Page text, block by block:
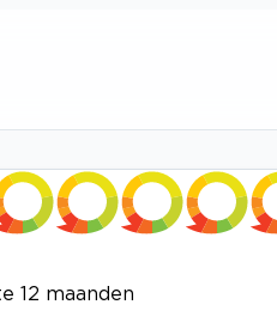
12 maanden